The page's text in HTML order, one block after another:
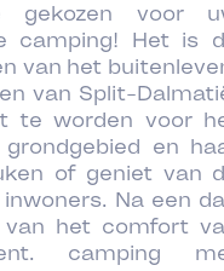
gekozen voor
camping! Het is
van het
van Split-
te worden voor
en
of geniet van
Na een
het comfort
camping